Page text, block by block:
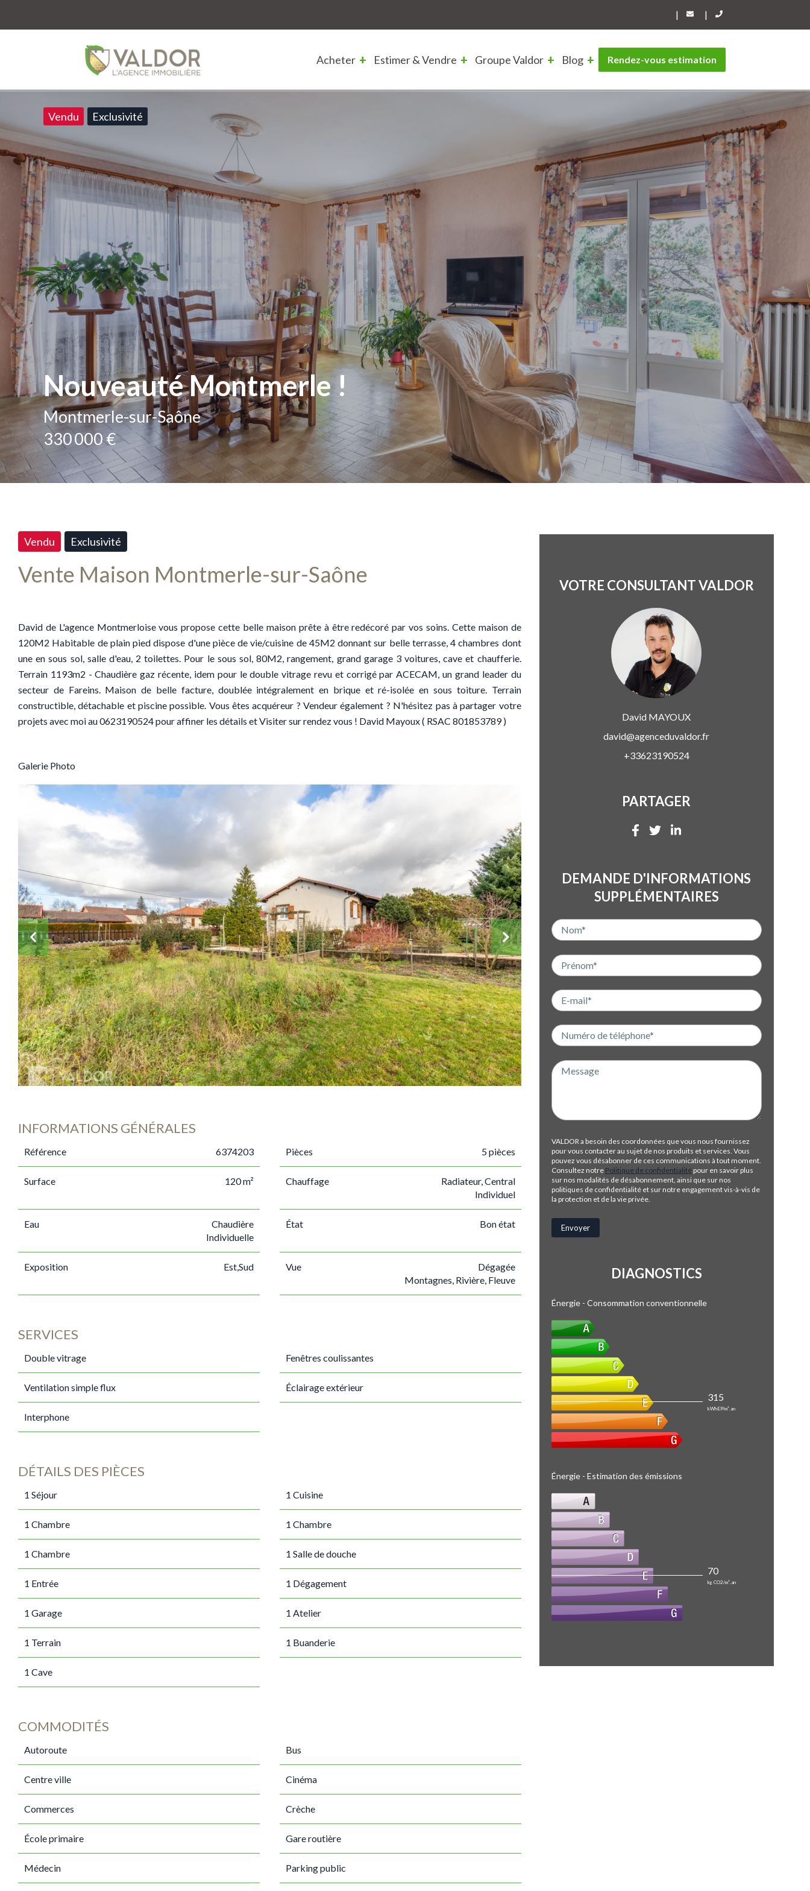
| |
Acheter Estimer & Vendre Groupe Valdor Blog Rendez-vous estimation
Vendu Exclusivité
Nouveauté Montmerle !
Montmerle-sur-Saône
330 000 €
Vendu Exclusivité
Vente Maison Montmerle-sur-Saône
David de L'agence Montmerloise vous propose cette belle maison prête à être redécoré par vos soins. Cette maison de
120M2 Habitable de plain pied dispose d'une pièce de vie/cuisine de 45M2 donnant sur belle terrasse, 4 chambres dont
une en sous sol, salle d'eau, 2 toilettes. Pour le sous sol, 80M2, rangement, grand garage 3 voitures, cave et chaufferie.
Terrain 1193m2 - Chaudière gaz récente, idem pour le double vitrage revu et corrigé par ACECAM, un grand leader du
secteur de Fareins. Maison de belle facture, doublée intégralement en brique et ré-isolée en sous toiture. Terrain
constructible, détachable et piscine possible. Vous êtes acquéreur ? Vendeur également ? N'hésitez pas à partager votre
projets avec moi au 0623190524 pour affiner les détails et Visiter sur rendez vous ! David Mayoux ( RSAC 801853789 )
Galerie Photo
INFORMATIONS GÉNÉRALES
Référence 6374203 Pièces 5 pièces
Surface 120 m² Chauffage
Radiateur, Central
Individuel
Eau
Chaudière
Individuelle
État Bon état
Exposition Est,Sud Vue
Dégagée
Montagnes, Rivière, Fleuve
SERVICES
Double vitrage Fenêtres coulissantes
Ventilation simple flux Éclairage extérieur
Interphone
DÉTAILS DES PIÈCES
1 Séjour 1 Cuisine
1 Chambre 1 Chambre
1 Chambre 1 Salle de douche
1 Entrée 1 Dégagement
1 Garage 1 Atelier
1 Terrain 1 Buanderie
1 Cave
COMMODITÉS
Autoroute Bus
Centre ville Cinéma
Commerces Crèche
École primaire Gare routière
Médecin Parking public
VOTRE CONSULTANT VALDOR
David MAYOUX
david@agenceduvaldor.fr
+33623190524
PARTAGER
DEMANDE D'INFORMATIONS
SUPPLÉMENTAIRES
VALDOR a besoin des coordonnées que vous nous fournissez
pour vous contacter au sujet de nos produits et services. Vous
pouvez vous désabonner de ces communications à tout moment.
Consultez notre Politique de confidentialité pour en savoir plus
sur nos modalités de désabonnement, ainsi que sur nos
politiques de confidentialité et sur notre engagement vis-à-vis de
la protection et de la vie privée.
DIAGNOSTICS
Énergie - Consommation conventionnelle
315
kWhEP/m².an
Énergie - Estimation des émissions
70
kg CO2/m².an